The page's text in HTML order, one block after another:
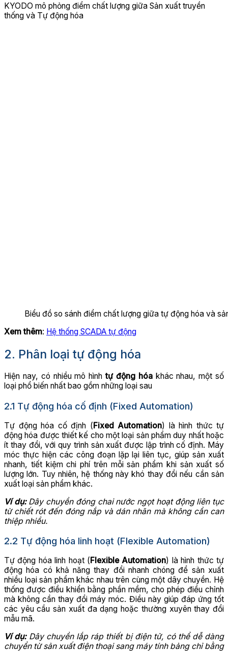
KYODO mô phỏng điểm chất lượng giữa Sản xuất truyền
thống và Tự động hóa
Biểu đồ so sánh điểm chất lượng giữa tự động hóa và
Xem thêm: Hệ thống SCADA tự động
2. Phân loại tự động hóa
Hiện nay, có nhiều mô hình tự động hóakhác nhau, một số
loại phổ biến nhất bao gồm những loại sau
2.1 Tự động hóa cố định (Fixed Automation)
Tự động hóa cố định (Fixed Automation) là hình thức tự
động hóa được thiết kế cho một loại sản phẩm duy nhất hoặc
ít thay đổi, với quy trình sản xuất được lập trình cố định. Máy
móc thực hiện các công đoạn lặp lại liên tục, giúp sản xuất
nhanh, tiết kiệm chi phí trên mỗi sản phẩm khi sản xuất số
lượng lớn. Tuy nhiên, hệ thống này khó thay đổi nếu cần sản
xuất loại sản phẩm khác.
Ví dụ:Dây chuyền đóng chai nước ngọt hoạt động liên tục
từ chiết rót đến đóng nắp và dán nhãn mà không cần can
thiệp nhiều.
2.2 Tự động hóa linh hoạt (Flexible Automation)
Tự động hóa linh hoạt ( Flexible Automation) là hình thức tự
động hóa có khả năng thay đổi nhanh chóng để sản xuất
nhiều loại sản phẩm khác nhau trên cùng một dây chuyền. Hệ
thống được điều khiển bằng phần mềm, cho phép điều chỉnh
mà không cần thay đổi máy móc. Điều này giúp đáp ứng tốt
các yêu cầu sản xuất đa dạng hoặc thường xuyên thay đổi
mẫu mã.
Ví dụ:Dây chuyền lắp ráp thiết bị điện tử, có thể dễ dàng
chuyển từ sản xuất điện thoại sang máy tính bảng chỉ bằng